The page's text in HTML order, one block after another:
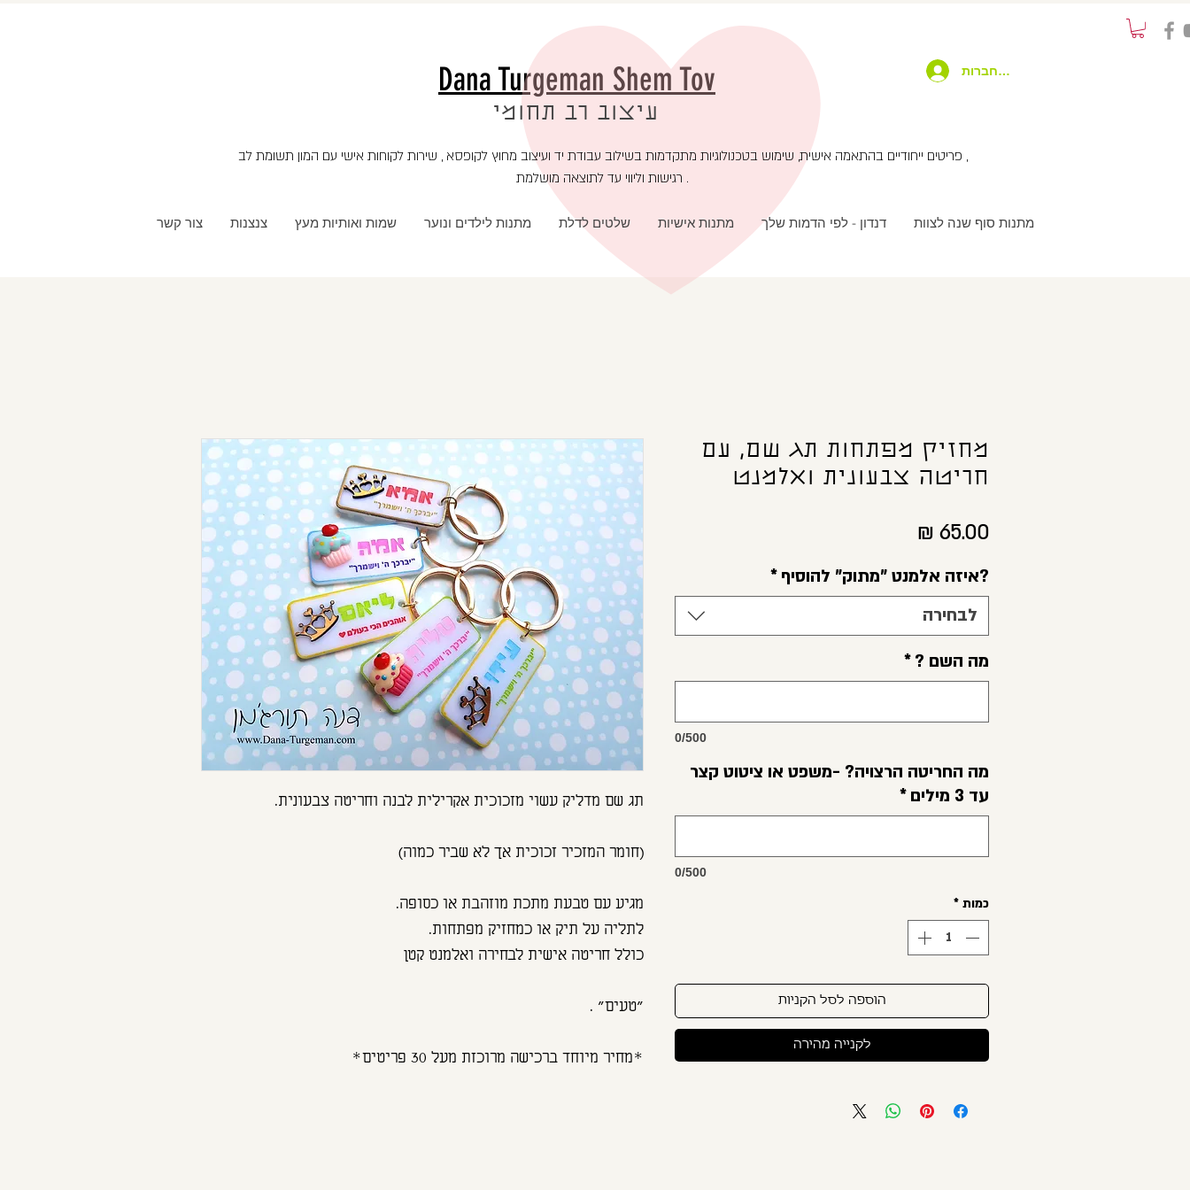
Dana Turgeman Shem Tov
עיצוב רב תחומי
פריטים ייחודיים בהתאמה אישית, שימוש בטכנולוגיות מתקדמות בשילוב עבודת יד ועיצוב מחוץ לקופסא , שירות לקוחות אישי עם המון תשומת לב ,
רגישות וליווי עד לתוצאה מושלמת .
צור קשר צנצנות שמות ואותיות מעץ מתנות לילדים ונוער שלטים לדלת מתנות אישיות דנדון - לפי הדמות שלך מתנות סוף שנה לצוות
להתחברות
תג שם מדליק עשוי מזכוכית אקרילית לבנה וחריטה צבעונית.
(חומר המזכיר זכוכית אך לא שביר כמוה)
מגיע עם טבעת מתכת מוזהבת או כסופה.
לתליה על תיק או כמחזיק מפתחות.
כולל חריטה אישית לבחירה ואלמנט קטן
"טעים" .
*מחיר מיוחד ברכישה מרוכזת מעל 30 פריטים*
מחזיק מפתחות תג שם, עם
חריטה צבעונית ואלמנט
?איזה אלמנט "מתוק" להוסיף*
לבחירה
מה השם ?*
0/500
מה החריטה הרצויה? -משפט או ציטוט קצר
עד 3 מילים
*
0/500
כמות *
הוספה לסל הקניות
לקנייה מהירה